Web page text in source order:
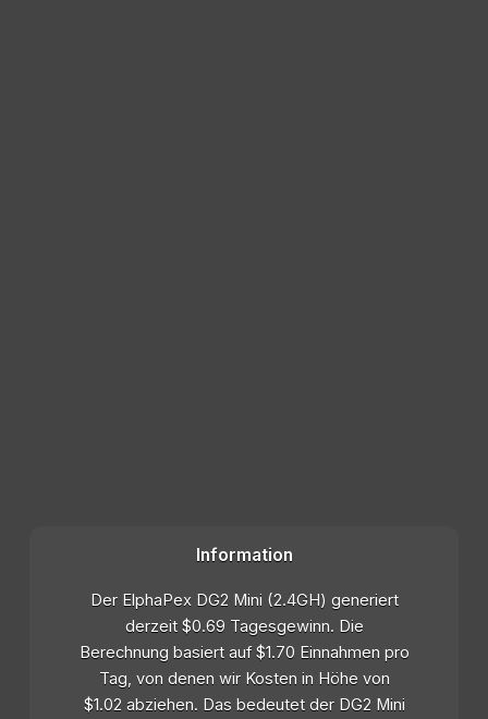
Information
Der ElphaPex DG2 Mini (2.4GH) generiert
derzeit $0.69 Tagesgewinn. Die
Berechnung basiert auf $1.70 Einnahmen pro
Tag, von denen wir Kosten in Höhe von
$1.02 abziehen. Das bedeutet der DG2 Mini